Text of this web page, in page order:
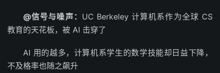
@信号与噪声： UC Berkeley 计算机系作为全球 CS
教育的天花板，被 AI 击穿了
AI 用的越多，计算机系学生的数学技能却日益下降，
不及格率也随之飙升